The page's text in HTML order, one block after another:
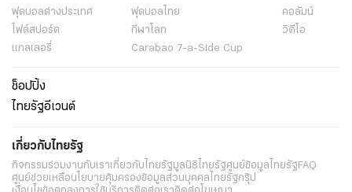
ฟุตบอลต่่างประเทศ ฟุตบอลไทย
คอลัมน์
ไฟต์สปอร์ต
กีฬาโลก
วิดีโอ
แกลเลอรี่
Carabao 7-a-Side Cup
ช็อปปิ้ง
ไทยรัฐอีเวนต์
เกี่ยวกับไทยรัฐ
กิจกรรมร่วมงานกับเราเกี่ยวกับไทยรัฐมูลนิธิไทยรัฐศูนย์ข้อมูลไทยรัฐFAQ
ศูนย์ช่วยเหลือนโยบายคุ้มครองข้อมูลส่วนบุคคลไทยรัฐกรุ๊ป